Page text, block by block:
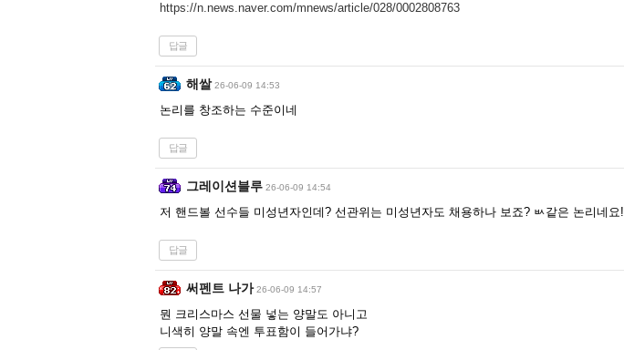
https://n.news.naver.com/mnews/article/028/0002808763
답글
해쌀 26-06-09 14:53
논리를 창조하는 수준이네
답글
그레이션블루 26-06-09 14:54
저 핸드볼 선수들 미성년자인데? 선관위는 미성년자도 채용하나 보죠? ㅄ같은 논리네요!
답글
써펜트 나가 26-06-09 14:57
뭔 크리스마스 선물 넣는 양말도 아니고
니색히 양말 속엔 투표함이 들어가냐?